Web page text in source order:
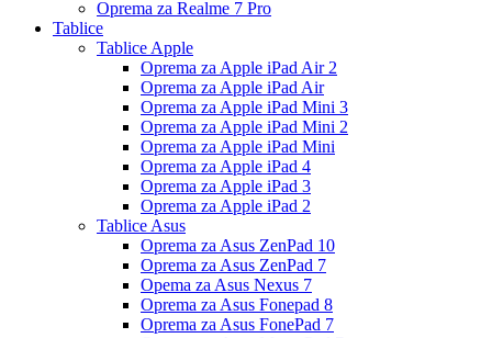
Oprema za Realme 7 Pro
Tablice
Tablice Apple
Oprema za Apple iPad Air 2
Oprema za Apple iPad Air
Oprema za Apple iPad Mini 3
Oprema za Apple iPad Mini 2
Oprema za Apple iPad Mini
Oprema za Apple iPad 4
Oprema za Apple iPad 3
Oprema za Apple iPad 2
Tablice Asus
Oprema za Asus ZenPad 10
Oprema za Asus ZenPad 7
Opema za Asus Nexus 7
Oprema za Asus Fonepad 8
Oprema za Asus FonePad 7